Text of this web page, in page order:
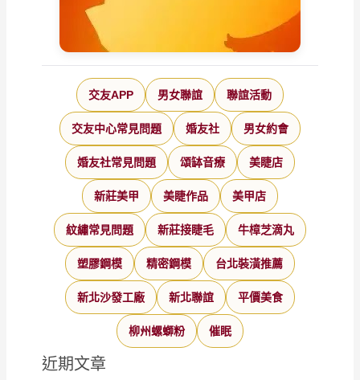
交友APP 男女聯誼 聯誼活動
交友中心常見問題 婚友社 男女約會
婚友社常見問題 頌缽音療 美睫店
新莊美甲 美睫作品 美甲店
紋繡常見問題 新莊接睫毛 牛樟芝滴丸
塑膠鋼模 精密鋼模 台北裝潢推薦
新北沙發工廠 新北聯誼 平價美食
柳州螺螄粉 催眠
近期文章